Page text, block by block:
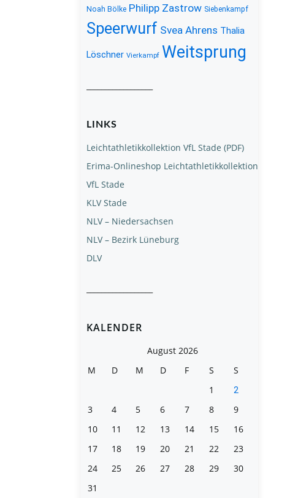
Noah Bölke Philipp Zastrow Siebenkampf
Speerwurf Svea Ahrens Thalia
Löschner Vierkampf Weitsprung
LINKS
Leichtathletikkollektion VfL Stade (PDF)
Erima-Onlineshop Leichtathletikkollektion
VfL Stade
KLV Stade
NLV – Niedersachsen
NLV – Bezirk Lüneburg
DLV
KALENDER
August 2026
M
D M D F S
S
1
2
3 4 5 6 7 8
9
10
11 12 13 14 15
16
17
18 19 20 21 22
23
24
25 26 27 28 29
30
31